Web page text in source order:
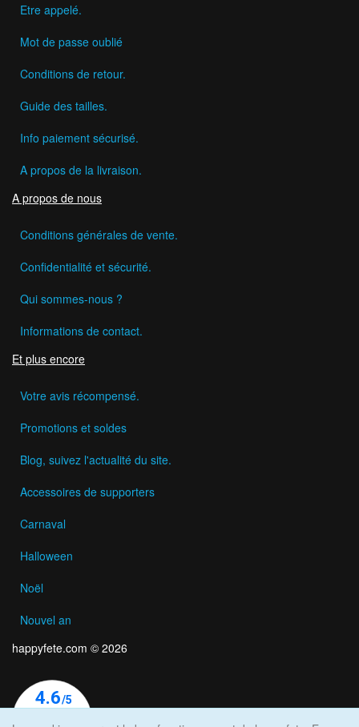
Etre appelé.
Mot de passe oublié
Conditions de retour.
Guide des tailles.
Info paiement sécurisé.
A propos de la livraison.
A propos de nous
Conditions générales de vente.
Confidentialité et sécurité.
Qui sommes-nous ?
Informations de contact.
Et plus encore
Votre avis récompensé.
Promotions et soldes
Blog, suivez l'actualité du site.
Accessoires de supporters
Carnaval
Halloween
Noël
Nouvel an
happyfete.com © 2026